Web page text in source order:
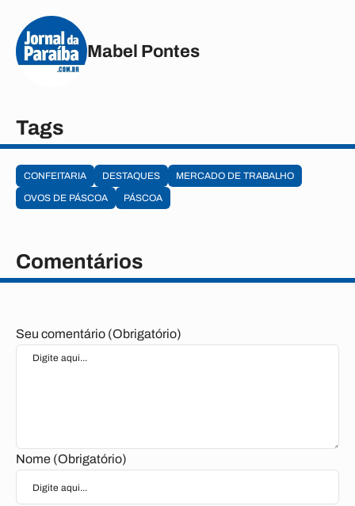
Mabel Pontes
Tags
CONFEITARIA DESTAQUES
MERCADO DE TRABALHO
OVOS DE PÁSCOA
PÁSCOA
Comentários
Seu comentário (Obrigatório)
Nome (Obrigatório)